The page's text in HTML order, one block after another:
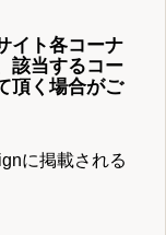
イト各コーナ
該当するコー
頂く場合がご
に掲載される